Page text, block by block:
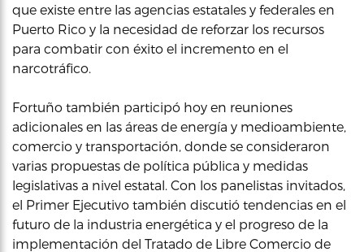
que existe entre las agencias estatales y federales en
Puerto Rico y la necesidad de reforzar los recursos
para combatir con éxito el incremento en el
narcotráfico.
Fortuño también participó hoy en reuniones
adicionales en las áreas de energía y medioambiente,
comercio y transportación, donde se consideraron
varias propuestas de política pública y medidas
legislativas a nivel estatal. Con los panelistas invitados,
el Primer Ejecutivo también discutió tendencias en el
futuro de la industria energética y el progreso de la
implementación del Tratado de Libre Comercio de